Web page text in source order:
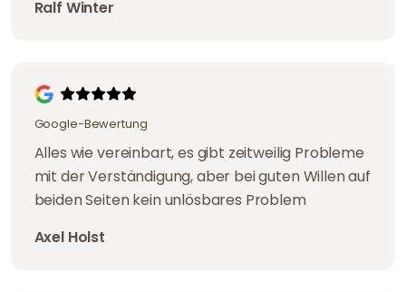
Ralf Winter
Google-Bewertung
Alles wie vereinbart, es gibt zeitweilig Probleme
mit der Verständigung, aber bei guten Willen auf
beiden Seiten kein unlösbares Problem
Axel Holst